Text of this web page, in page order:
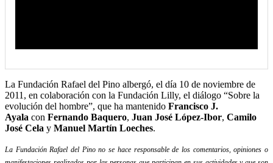
La Fundación Rafael del Pino albergó, el día 10 de noviembre de
2011, en colaboración con la Fundación Lilly, el diálogo “Sobre la
evolución del hombre”, que ha mantenido Francisco J.
Ayala con Fernando Baquero, Juan José López-Ibor, Camilo
José Cela y Manuel Martín Loeches.
La Fundación Rafael del Pino no se hace responsable de los comentarios, opiniones o